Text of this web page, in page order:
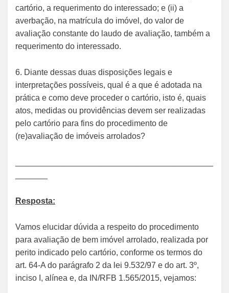
cartório, a requerimento do interessado; e (ii) a
averbação, na matrícula do imóvel, do valor de
avaliação constante do laudo de avaliação, também a
requerimento do interessado.
6. Diante dessas duas disposições legais e
interpretações possíveis, qual é a que é adotada na
prática e como deve proceder o cartório, isto é, quais
atos, medidas ou providências devem ser realizadas
pelo cartório para fins do procedimento de
(re)avaliação de imóveis arrolados?
Resposta:
Vamos elucidar dúvida a respeito do procedimento
para avaliação de bem imóvel arrolado, realizada por
perito indicado pelo cartório, conforme os termos do
art. 64-A do parágrafo 2 da lei 9.532/97 e do art. 3º,
inciso I, alínea e, da IN/RFB 1.565/2015, vejamos: